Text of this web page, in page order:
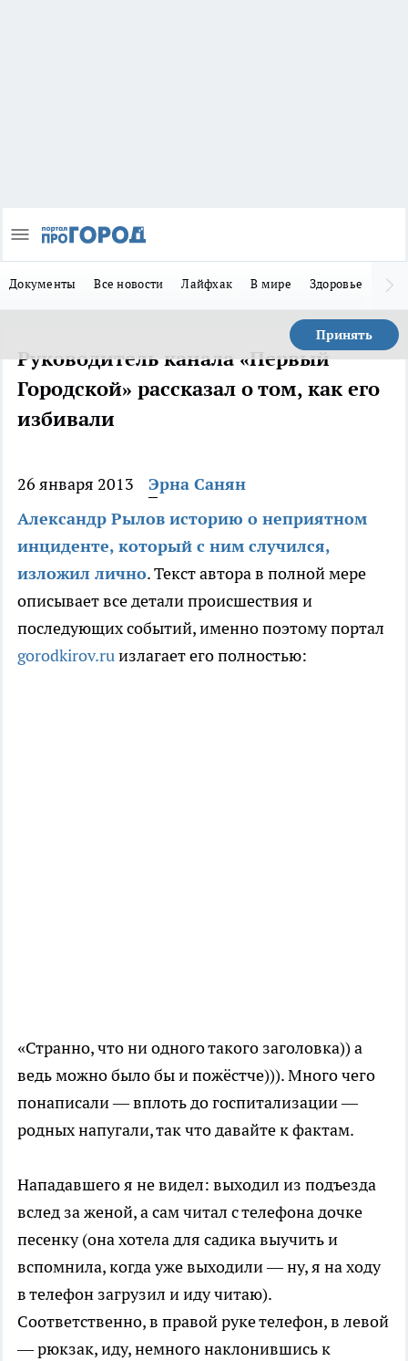
Документы Все новости Лайфхак В мире Здоровье
Принять
Руководитель канала «Первый
Городской» рассказал о том, как его
избивали
26 января 2013
Эрна Санян
Александр Рылов историю о неприятном
инциденте, который с ним случился,
изложил лично. Текст автора в полной мере
описывает все детали происшествия и
последующих событий, именно поэтому портал
gorodkirov.ruизлагает его полностью:
«Странно, что ни одного такого заголовка)) а
ведь можно было бы и пожёстче))). Много чего
понаписали — вплоть до госпитализации —
родных напугали, так что давайте к фактам.
Нападавшего я не видел: выходил из подъезда
вслед за женой, а сам читал с телефона дочке
песенку (она хотела для садика выучить и
вспомнила, когда уже выходили — ну, я на ходу
в телефон загрузил и иду читаю).
Соответственно, в правой руке телефон, в левой
— рюкзак, иду, немного наклонившись к